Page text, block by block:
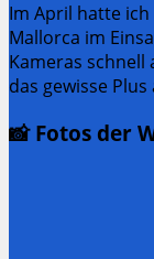
Im April hatte
Mallorca im
Kameras schnell
das gewisse
📸 Fotos der